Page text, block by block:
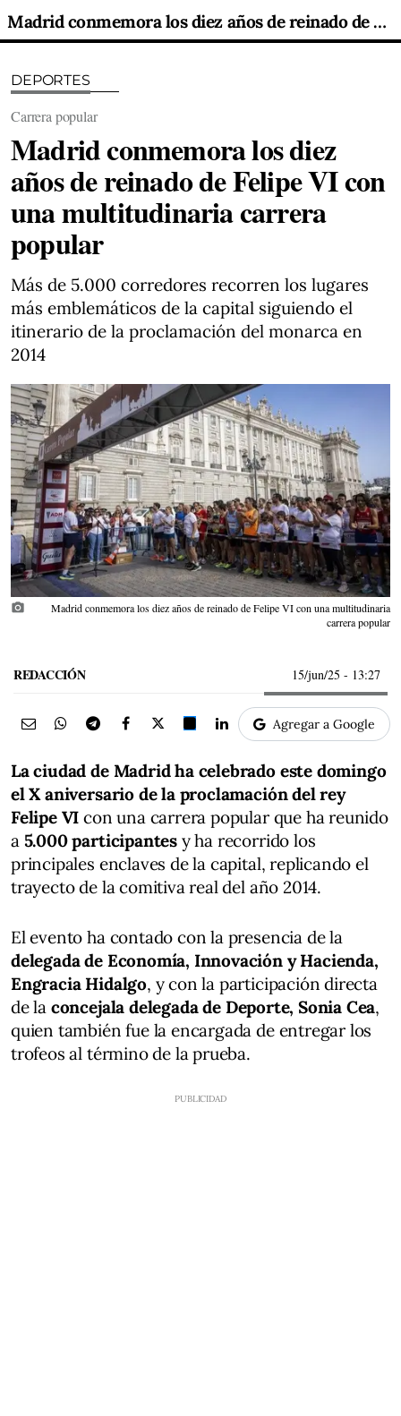
Madrid conmemora los diez años de reinado de Felipe VI con una multitudinaria carrera popular
DEPORTES
Carrera popular
Madrid conmemora los diez
años de reinado de Felipe VI con
una multitudinaria carrera
popular
Más de 5.000 corredores recorren los lugares
más emblemáticos de la capital siguiendo el
itinerario de la proclamación del monarca en
2014
photo_camera
Madrid conmemora los diez años de reinado de Felipe VI con una multitudinaria
carrera popular
REDACCIÓN 15/jun/25 - 13:27
Agregar a Google
La ciudad de Madrid ha celebrado este domingo
el X aniversario de la proclamación del rey
Felipe VI con una carrera popular que ha reunido
a 5.000 participantes y ha recorrido los
principales enclaves de la capital, replicando el
trayecto de la comitiva real del año 2014.
El evento ha contado con la presencia de la
delegada de Economía, Innovación y Hacienda,
Engracia Hidalgo, y con la participación directa
de la concejala delegada de Deporte, Sonia Cea,
quien también fue la encargada de entregar los
trofeos al término de la prueba.